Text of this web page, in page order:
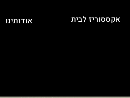
אקססוריז לבית
אודותינו